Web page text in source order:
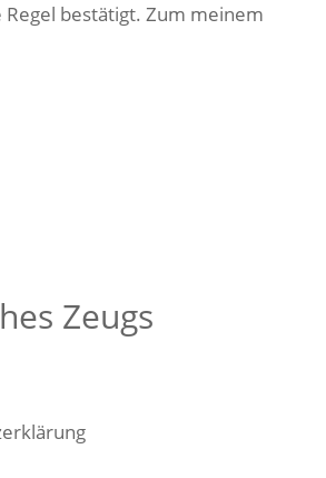
Regel bestätigt. Zum meinem
Zeugs